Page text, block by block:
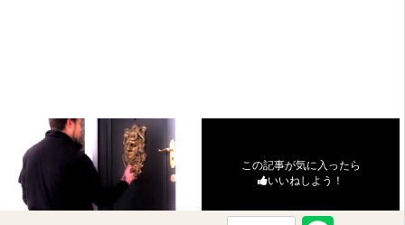
この記事が気に入ったら
いいねしよう！